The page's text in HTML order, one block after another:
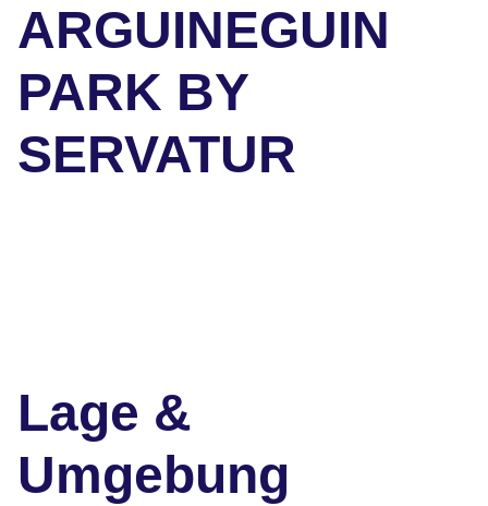
ARGUINEGUIN
PARK BY
SERVATUR
Lage &
Umgebung